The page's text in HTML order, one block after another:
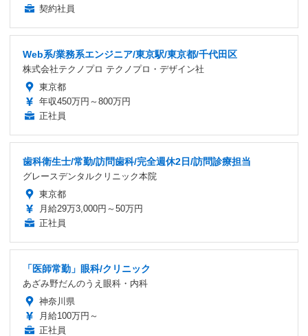
契約社員
Web系/業務系エンジニア/東京駅/東京都/千代田区
株式会社テクノプロ テクノプロ・デザイン社
東京都
年収450万円～800万円
正社員
歯科衛生士/常勤/訪問歯科/完全週休2日/訪問診療担当
グレースデンタルクリニック本院
東京都
月給29万3,000円～50万円
正社員
「医師常勤」眼科/クリニック
あざみ野だんのうえ眼科・内科
神奈川県
月給100万円～
正社員